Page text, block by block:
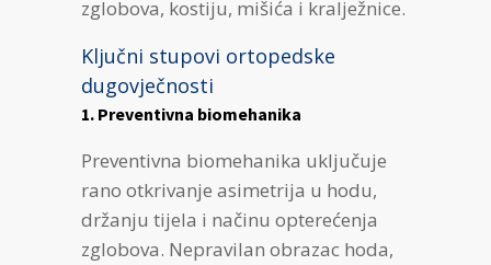
zglobova, kostiju, mišića i kralježnice.
Ključni stupovi ortopedske
dugovječnosti
1. Preventivna biomehanika
Preventivna biomehanika uključuje
rano otkrivanje asimetrija u hodu,
držanju tijela i načinu opterećenja
zglobova. Nepravilan obrazac hoda,